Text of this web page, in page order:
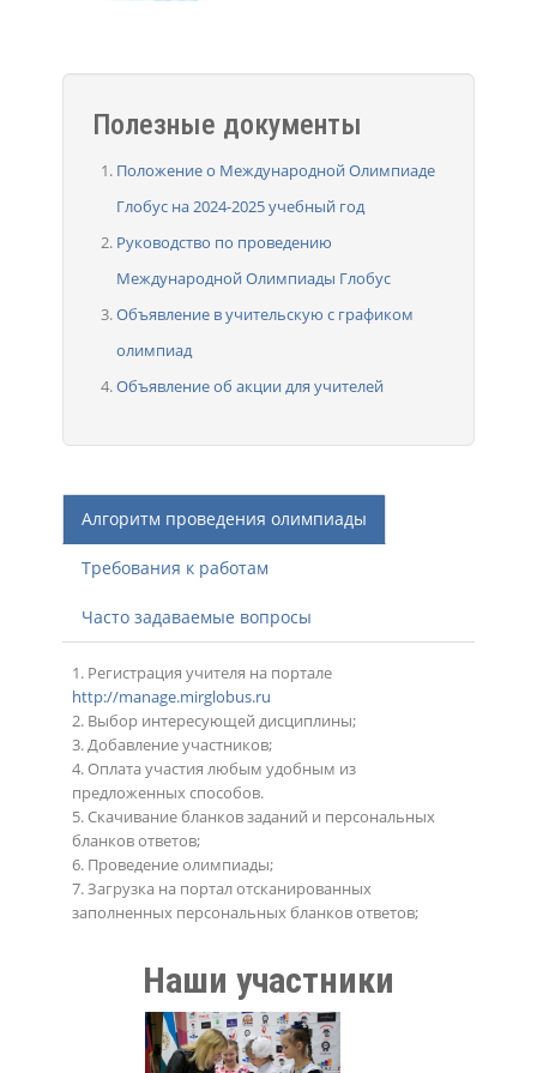
Полезные документы
Положение о Международной Олимпиаде
Глобус на 2024-2025 учебный год
Руководство по проведению
Международной Олимпиады Глобус
Объявление в учительскую с графиком
олимпиад
Объявление об акции для учителей
Алгоритм проведения олимпиады
Требования к работам
Часто задаваемые вопросы
1. Регистрация учителя на портале
http://manage.mirglobus.ru
2. Выбор интересующей дисциплины;
3. Добавление участников;
4. Оплата участия любым удобным из
предложенных способов.
5. Скачивание бланков заданий и персональных
бланков ответов;
6. Проведение олимпиады;
7. Загрузка на портал отсканированных
заполненных персональных бланков ответов;
Наши участники